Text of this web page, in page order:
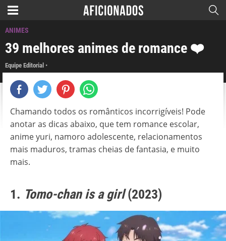
ANIMES
39 melhores animes de romance ❤️
Equipe Editorial
Chamando todos os românticos incorrigíveis! Pode
anotar as dicas abaixo, que tem romance escolar,
anime yuri, namoro adolescente, relacionamentos
mais maduros, tramas cheias de fantasia, e muito
mais.
1. Tomo-chan is a girl(2023)